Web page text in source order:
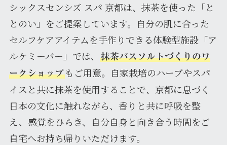
シックスセンシズ スパ 京都は、抹茶を使った「と
とのい」をご提案しています。自分の肌に合った
セルフケアアイテムを手作りできる体験型施設「ア
ルケミーバー」では、
抹茶バスソルトづくりのワ
ークショップもご用意。自家栽培のハーブやスパ
イスと共に抹茶を使用することで、京都に息づく
日本の文化に触れながら、香りと共に呼吸を整
え、感覚をひらき、自分自身と向き合う時間をご
自宅へお持ち帰りいただけます。